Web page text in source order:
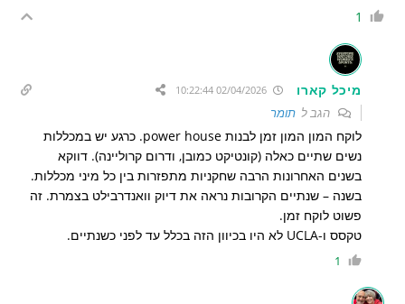
1
מיכל קארו
הגב לתומר
לוקח המון המון זמן לבנות
power house. כרגע יש במכללות
נשים שתיים כאלה (קונטיקט כמובן, ודרום קרוליינה). דווקא
בשנים האחרונות הרבה שחקניות מתפזרות בין כל מיני מכללות.
בשנה – שנתיים הקרובות נראה את דיוק וואנדרבילט בצמרת. זה
פשוט לוקח זמן.
טקסס ו-UCLA לא היו בכיוון הזה בכלל עד לפני כשנתיים.
1